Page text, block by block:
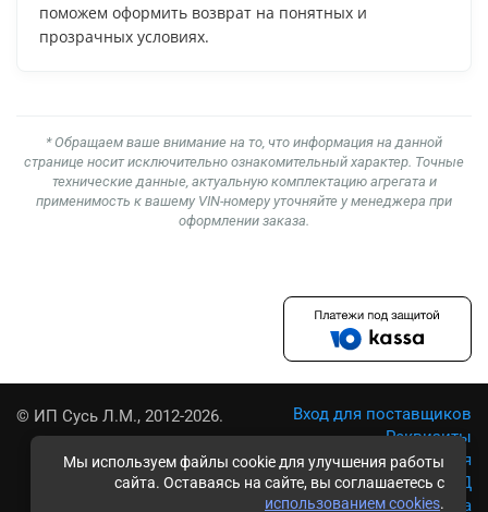
Мы используем файлы cookie для улучшения работы
сайта. Оставаясь на сайте, вы соглашаетесь с
использованием cookies.
поможем оформить возврат на понятных и
прозрачных условиях.
* Обращаем ваше внимание на то, что информация на данной
странице носит исключительно ознакомительный характер. Точные
технические данные, актуальную комплектацию агрегата и
применимость к вашему VIN-номеру уточняйте у менеджера при
оформлении заказа.
© ИП Сусь Л.М., 2012-2026.
Вход для поставщиков
Реквизиты
Условия использования
Политика обработки ПД
Карта сайта